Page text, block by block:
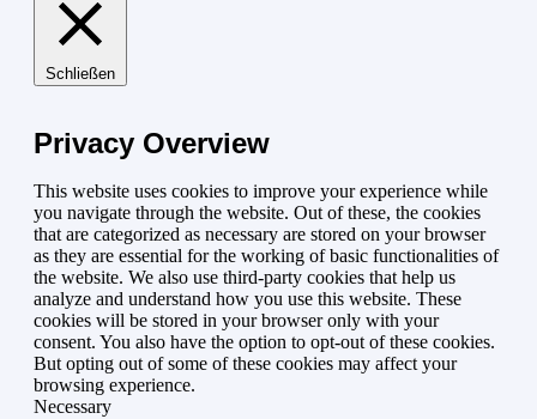
Schließen
Privacy Overview
This website uses cookies to improve your experience while
you navigate through the website. Out of these, the cookies
that are categorized as necessary are stored on your browser
as they are essential for the working of basic functionalities of
the website. We also use third-party cookies that help us
analyze and understand how you use this website. These
cookies will be stored in your browser only with your
consent. You also have the option to opt-out of these cookies.
But opting out of some of these cookies may affect your
browsing experience.
Necessary